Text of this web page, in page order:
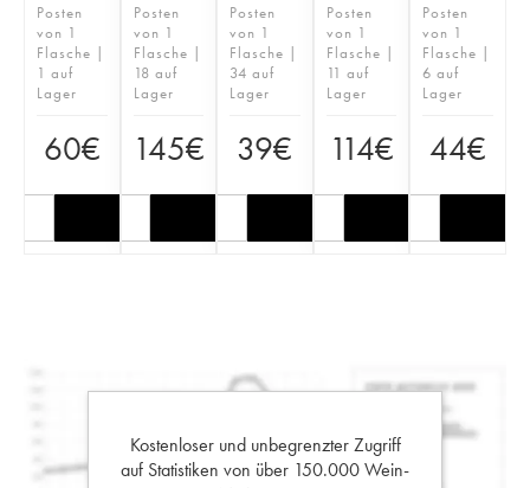
Posten
von 1
Flasche |
1 auf
Lager
60€
Posten
von 1
Flasche |
18 auf
Lager
145€
Posten
von 1
Flasche |
34 auf
Lager
39€
Posten
von 1
Flasche |
11 auf
Lager
114€
Posten
von 1
Flasche |
6 auf
Lager
44€
Kostenloser und unbegrenzter Zugriff
auf Statistiken von über 150.000 Wein-